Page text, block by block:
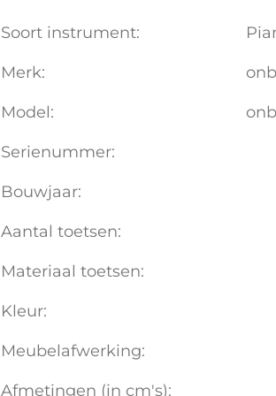
Soort instrument:
Merk:
Model:
Serienummer:
Bouwjaar:
Aantal toetsen:
Materiaal toetsen:
Kleur:
Meubelafwerking:
Afmetingen (in cm's):